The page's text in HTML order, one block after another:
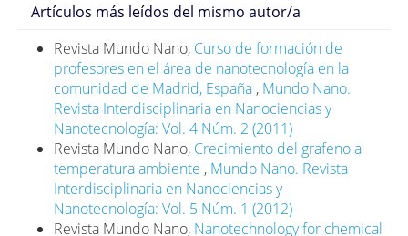
Artículos más leídos del mismo autor/a
Revista Mundo Nano, Curso de formación de
profesores en el área de nanotecnología en la
comunidad de Madrid, España , Mundo Nano.
Revista Interdisciplinaria en Nanociencias y
Nanotecnología: Vol. 4 Núm. 2 (2011)
Revista Mundo Nano, Crecimiento del grafeno a
temperatura ambiente , Mundo Nano. Revista
Interdisciplinaria en Nanociencias y
Nanotecnología: Vol. 5 Núm. 1 (2012)
Revista Mundo Nano, Nanotechnology for chemical